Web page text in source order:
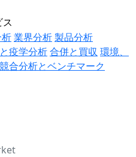
業界分析製品分析
疫学分析合併と買収 環境、
競合分析とベンチマーク